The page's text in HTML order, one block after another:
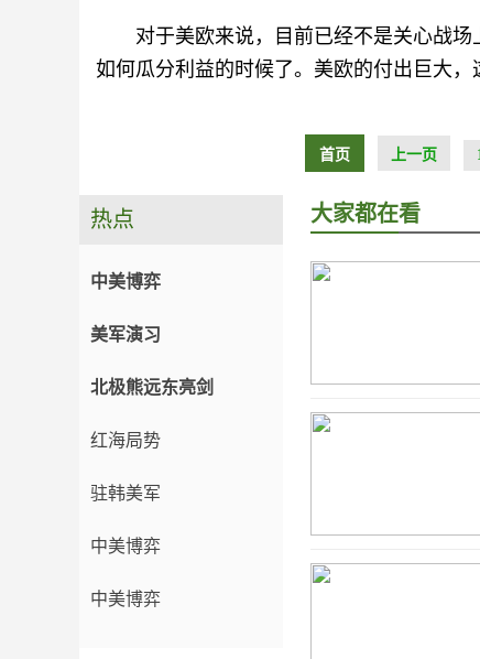
对于美欧来说，目前已经不是关心战
如何瓜分利益的时候了。美欧的付出巨大，
首页 上一页
热点
中美博弈
美军演习
北极熊远东亮剑
红海局势
驻韩美军
中美博弈
中美博弈
大家都在看